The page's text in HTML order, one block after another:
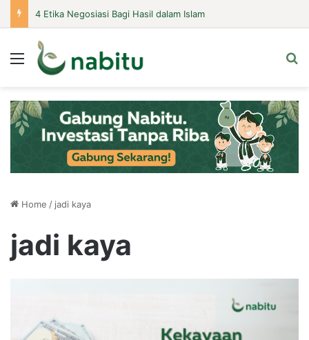
4 Etika Negosiasi Bagi Hasil dalam Islam
Menu
Home / jadi kaya
jadi kaya